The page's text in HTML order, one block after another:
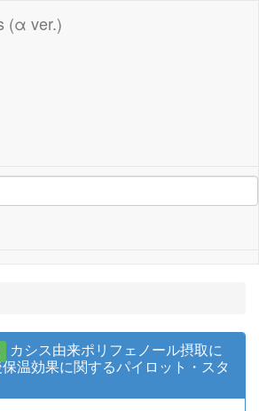
(α ver.)
カシス由来ポリフェノール摂取に
温効果に関するパイロット・スタ